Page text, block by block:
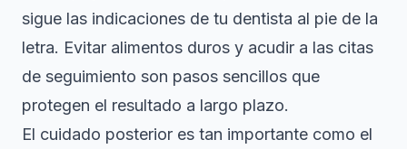
sigue las indicaciones de tu dentista al pie de la
letra. Evitar alimentos duros y acudir a las citas
de seguimiento son pasos sencillos que
protegen el resultado a largo plazo.
El cuidado posterior es tan importante como el